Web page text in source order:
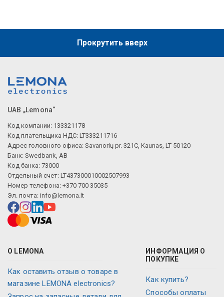
Прокрутить вверх
UAB „Lemona“
Код компании: 133321178
Код плательщика НДС: LT333211716
Адрес головного офиса: Savanorių pr. 321C, Kaunas, LT-50120
Банк: Swedbank, AB
Код банка: 73000
Отдельный счет: LT437300010002507993
Номер телефона: +370 700 35035
Эл. почта: info@lemona.lt
О LEMONA
Как оставить отзыв о товаре в
магазине LEMONA electronics?
ИНФОРМАЦИЯ О
ПОКУПКЕ
Как купить?
Способы оплаты